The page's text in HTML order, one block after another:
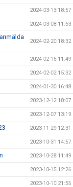
2024-03-13 18:57
2024-03-08 11:53
2024-02-20 18:32
2024-02-16 11:49
2024-02-02 15:32
2024-01-30 16:48
2023-12-12 18:07
2023-12-07 13:19
2023-11-29 12:31
2023-10-31 14:57
2023-10-28 11:49
2023-10-15 12:26
2023-10-10 21:56